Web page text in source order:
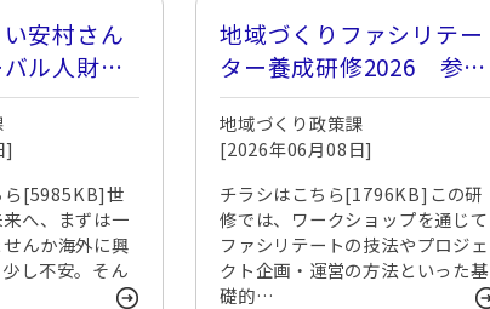
安村さん
ル人財ネ
会2026
]
ら[5985KB]世
へ、まずは一
んか海外に興
し不安。そん
地域づくりファシリテー
ター養成研修2026 参加
者募集！
地域づくり政策課
[2026年06月08日]
チラシはこちら[1796KB]この研
修では、ワークショップを通じて
ファシリテートの技法やプロジェ
クト企画・運営の方法といった基
礎的…